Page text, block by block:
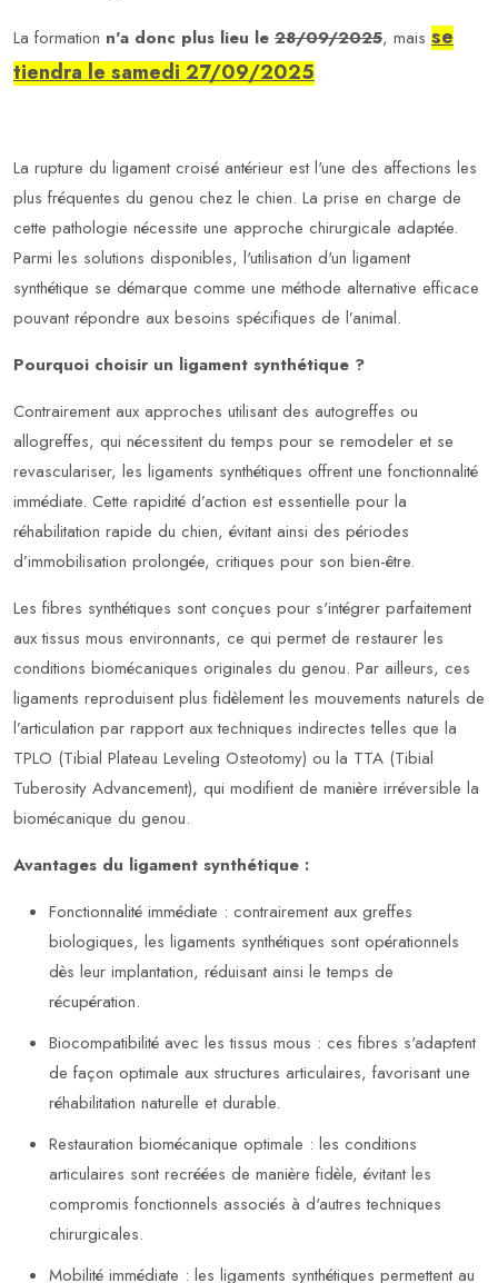
La formation n'a donc plus lieu le 28/09/2025, mais se
tiendra le samedi 27/09/2025
La rupture du ligament croisé antérieur est l'une des affections les
plus fréquentes du genou chez le chien. La prise en charge de
cette pathologie nécessite une approche chirurgicale adaptée.
Parmi les solutions disponibles, l'utilisation d'un ligament
synthétique se démarque comme une méthode alternative efficace
pouvant répondre aux besoins spécifiques de l’animal.
Pourquoi choisir un ligament synthétique ?
Contrairement aux approches utilisant des autogreffes ou
allogreffes, qui nécessitent du temps pour se remodeler et se
revasculariser, les ligaments synthétiques offrent une fonctionnalité
immédiate. Cette rapidité d’action est essentielle pour la
réhabilitation rapide du chien, évitant ainsi des périodes
d’immobilisation prolongée, critiques pour son bien-être.
Les fibres synthétiques sont conçues pour s'intégrer parfaitement
aux tissus mous environnants, ce qui permet de restaurer les
conditions biomécaniques originales du genou. Par ailleurs, ces
ligaments reproduisent plus fidèlement les mouvements naturels de
l’articulation par rapport aux techniques indirectes telles que la
TPLO (Tibial Plateau Leveling Osteotomy) ou la TTA (Tibial
Tuberosity Advancement), qui modifient de manière irréversible la
biomécanique du genou.
Avantages du ligament synthétique :
Fonctionnalité immédiate : contrairement aux greffes
biologiques, les ligaments synthétiques sont opérationnels
dès leur implantation, réduisant ainsi le temps de
récupération.
Biocompatibilité avec les tissus mous : ces fibres s'adaptent
de façon optimale aux structures articulaires, favorisant une
réhabilitation naturelle et durable.
Restauration biomécanique optimale : les conditions
articulaires sont recréées de manière fidèle, évitant les
compromis fonctionnels associés à d'autres techniques
chirurgicales.
Mobilité immédiate : les ligaments synthétiques permettent au